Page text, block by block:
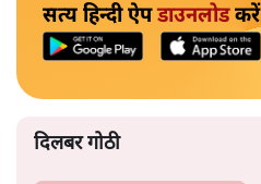
सत्य हिन्दी ऐपडाउनलोडकरें
दिलबर गोठी